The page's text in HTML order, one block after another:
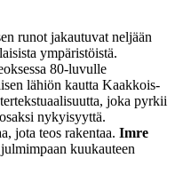
runot jakautuvat neljään
ympäristöistä.
80-luvulle
lähiön kautta Kaakkois-
joka pyrkii
nykyisyyttä.
jota teos rakentaa. Imre
julmimpaan kuukauteen